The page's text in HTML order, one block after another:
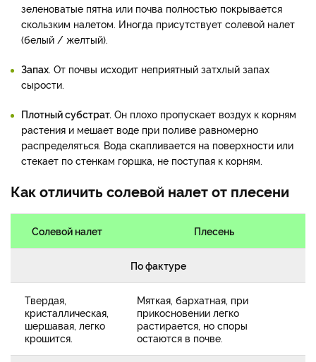
зеленоватые пятна или почва полностью покрывается
скользким налетом. Иногда присутствует солевой налет
(белый / желтый).
Запах. От почвы исходит неприятный затхлый запах
сырости.
Плотный субстрат. Он плохо пропускает воздух к корням
растения и мешает воде при поливе равномерно
распределяться. Вода скапливается на поверхности или
стекает по стенкам горшка, не поступая к корням.
Как отличить солевой налет от плесени
Солевой налет Плесень
По фактуре
Твердая,
кристаллическая,
шершавая, легко
крошится.
Мяткая, бархатная, при
прикосновении легко
растирается, но споры
остаются в почве.